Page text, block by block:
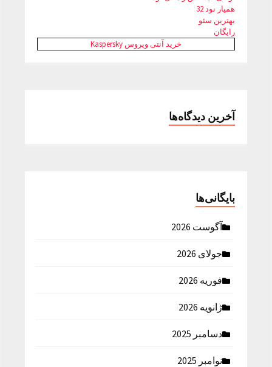
همیار نود 32
بهترین سئو
رایگان
خرید آنتی ویروس Kaspersky
آخرین دیدگاه‌ها
بایگانی‌ها
آگوست 2026
جولای 2026
فوریه 2026
ژانویه 2026
دسامبر 2025
نوامبر 2025